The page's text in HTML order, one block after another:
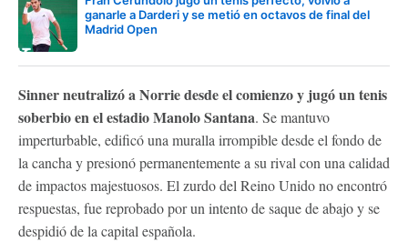
ganarle a Darderi y se metió en octavos de final del
Madrid Open
Sinner neutralizó a Norrie desde el comienzo y jugó un tenis
soberbio en el estadio Manolo Santana. Se mantuvo
imperturbable, edificó una muralla irrompible desde el fondo de
la cancha y presionó permanentemente a su rival con una calidad
de impactos majestuosos. El zurdo del Reino Unido no encontró
respuestas, fue reprobado por un intento de saque de abajo y se
despidió de la capital española.